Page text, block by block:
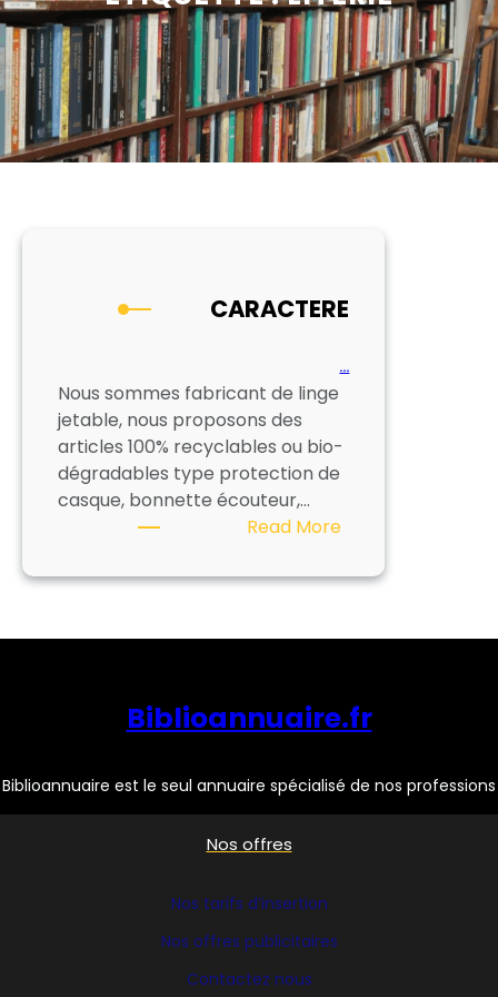
CARACTERE
…
Nous sommes fabricant de linge
jetable, nous proposons des
articles 100% recyclables ou bio-
dégradables type protection de
casque, bonnette écouteur,…
Read More:
Biblioannuaire.fr
Biblioannuaire est le seul annuaire spécialisé de nos professions
Nos offres
Nos tarifs d’insertion
Nos offres publicitaires
Contactez nous